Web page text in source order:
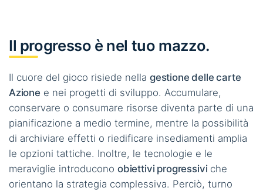
Il progresso è nel tuo mazzo.
Il cuore del gioco risiede nella gestione delle carte
Azione e nei progetti di sviluppo. Accumulare,
conservare o consumare risorse diventa parte di una
pianificazione a medio termine, mentre la possibilità
di archiviare effetti o riedificare insediamenti amplia
le opzioni tattiche. Inoltre, le tecnologie e le
meraviglie introducono obiettivi progressivi che
orientano la strategia complessiva. Perciò, turno